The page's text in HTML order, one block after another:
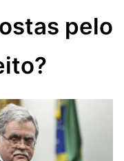
pelo